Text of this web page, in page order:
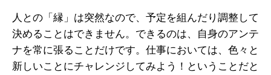
人との「縁」は突然なので、予定を組んだり調整して
決めることはできません。できるのは、自身のアンテ
ナを常に張ることだけです。仕事においては、色々と
新しいことにチャレンジしてみよう！ということだと